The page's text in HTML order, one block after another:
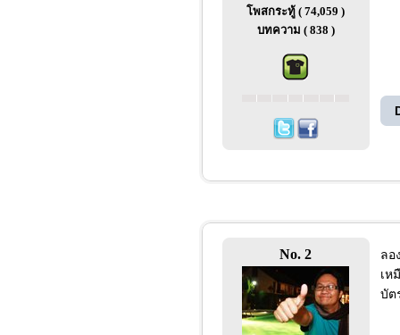
โพสกระทู้ ( 74,059 )
บทความ ( 838 )
No. 2
ลอ
เห
บัต